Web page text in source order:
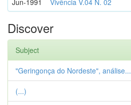
Jun-1991 Vivência V.04 N. 02
Discover
Subject
"Geringonça do Nordeste", análise...
(...)